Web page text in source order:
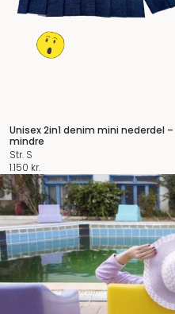
Unisex 2in1 denim mini nederdel –
mindre
Str. S
1.150 kr.